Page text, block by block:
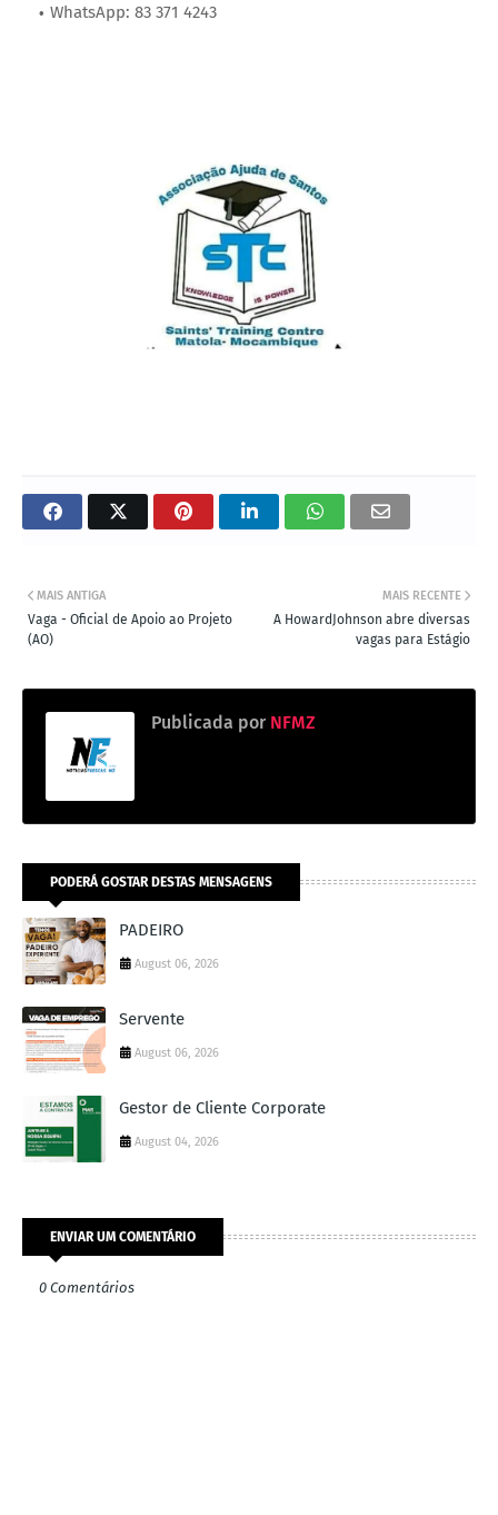
WhatsApp: 83 371 4243
MAIS RECENTE
A HowardJohnson abre diversas
vagas para Estágio
MAIS ANTIGA
Vaga - Oficial de Apoio ao Projeto
(AO)
Publicada por NFMZ
PODERÁ GOSTAR DESTAS MENSAGENS
PADEIRO
August 06, 2026
Servente
August 06, 2026
Gestor de Cliente Corporate
August 04, 2026
ENVIAR UM COMENTÁRIO
0 Comentários